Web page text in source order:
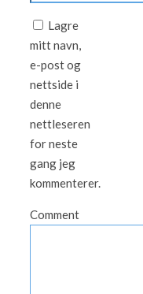
Lagre
mitt navn,
e-post og
nettside i
denne
nettleseren
for neste
gang jeg
kommenterer.
Comment